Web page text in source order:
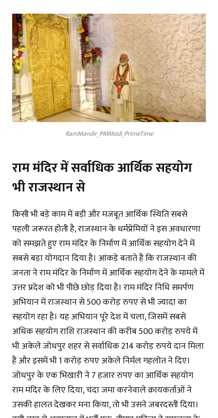
RamMandir_PMModi_PrimeTime
राम मंदिर में सर्वाधिक आर्थिक सहयोग
भी राजस्थान से
किसी भी बड़े काम में बड़ी और मजबूत आर्थिक स्थिति सबसे
पहली जरूरत होती है, राजस्थान के धर्मप्रेमियों ने इस अवधारणा
को समझते हुए राम मंदिर के निर्माण में आर्थिक सहयोग देने में
सबसे बड़ा योगदान दिया है। आंकड़े बताते हैं कि राजस्थान की
जनता ने राम मंदिर के निर्माण में आर्थिक सहयोग देने के मामले में
उत्तर प्रदेश को भी पीछे छोड़ दिया है। राम मंदिर निधि समर्पण
अभियान में राजस्थान से 500 करोड़ रुपए से भी ज्यादा का
सहयोग रहा है। यह अभियान पूरे देश में चला, जिसमें सबसे
अधिक सहयोग राशि राजस्थान की करीब 500 करोड़ रुपये में
भी अकेले जोधपुर शहर से सर्वाधिक 214 करोड़ रुपये दान मिला
हैं और इसमें भी 1 करोड़ रुपए अकेले निर्मल गहलोत ने दिए।
जोधपुर के एक भिखारी ने 7 हजार रुपए का आर्थिक सहयोग
राम मंदिर के लिए दिया, चंदा जमा करनेवाले क्रायकर्ताओं ने
उसकी हालत देखकर मना किया, तो भी उसने जबरदस्ती दिया।